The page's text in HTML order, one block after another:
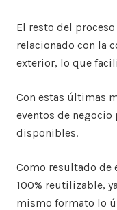
El resto del
relacionado con la
exterior, lo que
Con estas últimas
eventos de
disponibles.
Como resultado de
100% reutilizable,
mismo formato lo